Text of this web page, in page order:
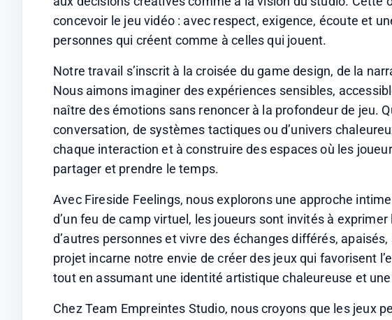
concevoir le jeu vidéo : avec respect, exigence, écoute et
personnes qui créent comme à celles qui jouent.
Notre travail s’inscrit à la croisée du game design, de la
Nous aimons imaginer des expériences sensibles,
naître des émotions sans renoncer à la profondeur de jeu.
conversation, de systèmes tactiques ou d’univers
chaque interaction et à construire des espaces où les
partager et prendre le temps.
Avec Fireside Feelings, nous explorons une approche
d’un feu de camp virtuel, les joueurs sont invités à
d’autres personnes et vivre des échanges différés,
projet incarne notre envie de créer des jeux qui favorisent
tout en assumant une identité artistique chaleureuse et
Chez Team Empreintes Studio, nous croyons que les jeux